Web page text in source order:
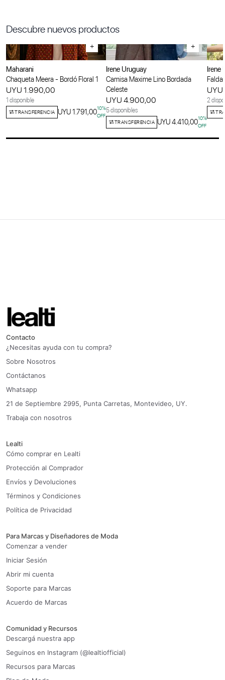
Descubre nuevos productos
+
Maharani
Chaqueta Meera - Bordó Floral 1
UYU 1.990,00
1 disponible
TRANSFERENCIA UYU 1.791,0010%
OFF
+
Irene Uruguay
Camisa Maxime Lino Bordada
Celeste
UYU 4.900,00
5 disponibles
TRANSFERENCIA UYU 4.410,0010%
OFF
Irene
Falda
2
Contacto
¿Necesitas ayuda con tu compra?
Sobre Nosotros
Contáctanos
Whatsapp
21 de Septiembre 2995, Punta Carretas, Montevideo, UY.
Trabaja con nosotros
Lealti
Cómo comprar en Lealti
Protección al Comprador
Envíos y Devoluciones
Términos y Condiciones
Política de Privacidad
Para Marcas y Diseñadores de Moda
Comenzar a vender
Iniciar Sesión
Abrir mi cuenta
Soporte para Marcas
Acuerdo de Marcas
Comunidad y Recursos
Descargá nuestra app
Seguinos en Instagram (@lealtiofficial)
Recursos para Marcas